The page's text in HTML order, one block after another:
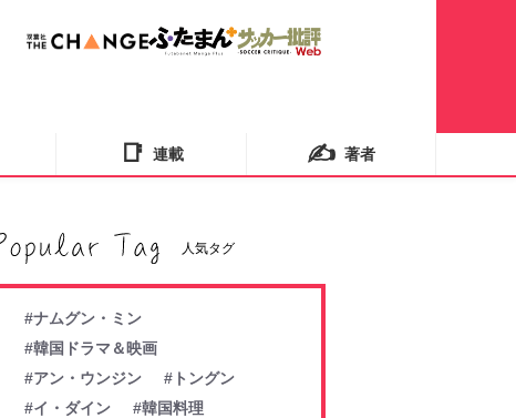
📑 連載 ✍️ 著者
人気タグ
#ナムグン・ミン
#韓国ドラマ＆映画
#アン・ウンジン
#トングン
#イ・ダイン
#韓国料理